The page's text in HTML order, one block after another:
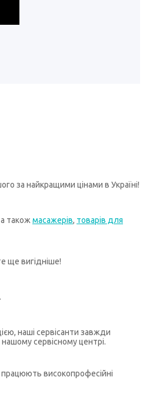
за найкращими цінами в Україні!
а також масажерів, товарів для
ще вигідніше!
наші сервісанти завжди
сервісному центрі.
працюють високопрофесійні